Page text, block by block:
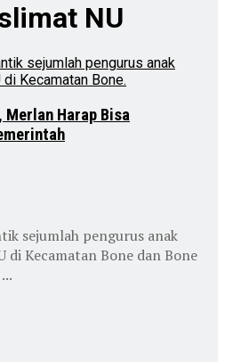
NU
Merlan Harap Bisa
sejumlah pengurus anak
di Kecamatan Bone dan Bone